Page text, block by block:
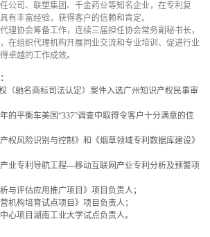
公司、联塑集团、千金药业等知名企业，在专利复
有丰富经验，获得客户的信赖和肯定。
理协会筹备工作，连续三届担任协会常务副秘书长，
在组织代理机构开展同业交流和专业培训、促进行业
卓越的工作成效。
（驰名商标司法认定）案件入选广州知识产权民事审
的平衡车美国“337”调查中取得令客户十分满意的佳
权风险识别与控制》和《烟草领域专利数据库建设》
产业专利导航工程—移动互联网产业专利分析及预警项
与评估应用推广项目》项目负责人；
机构培育试点项目》项目负责人；
心项目湖南工业大学试点负责人。